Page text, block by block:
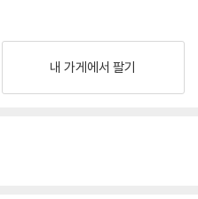
내 가게에서 팔기